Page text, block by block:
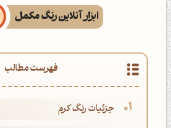
ابزار آنلاین رنگ مکمل
فهرست مطالب
جزئیات رنگ کرم